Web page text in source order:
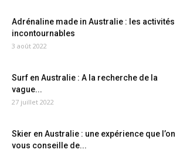
Adrénaline made in Australie : les activités
incontournables
3 août 2022
Surf en Australie : A la recherche de la
vague...
27 juillet 2022
Skier en Australie : une expérience que l’on
vous conseille de...